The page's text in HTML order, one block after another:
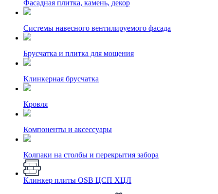
Фасадная плитка, камень, декор
Системы навесного вентилируемого фасада
Брусчатка и плитка для мощения
Клинкерная брусчатка
Кровля
Компоненты и аксессуары
Колпаки на столбы и перекрытия забора
Клинкер плиты OSB ЦСП ХЦЛ